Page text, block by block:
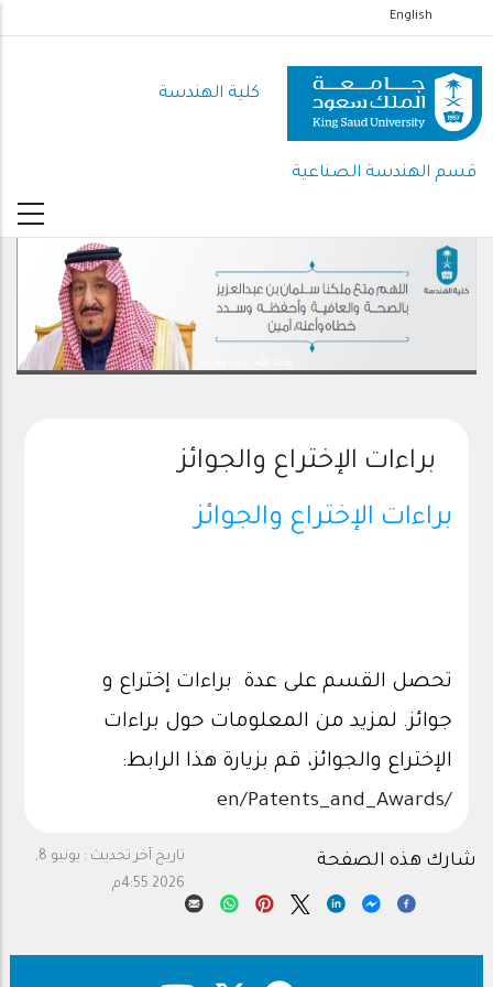
إلى
المحتوى
الرئيسي
English
كلية الهندسة
قسم الهندسة الصناعية
براءات الإختراع والجوائز
براءات الإختراع والجوائز
تحصل القسم على عدة براءات إختراع و
جوائز. لمزيد من المعلومات حول براءات
الإختراع والجوائز، قم بزيارة هذا الرابط:
/en/Patents_and_Awards
تاريخ آخر تحديث :
يونيو 8,
2026 4:55م
شارك هذه الصفحة